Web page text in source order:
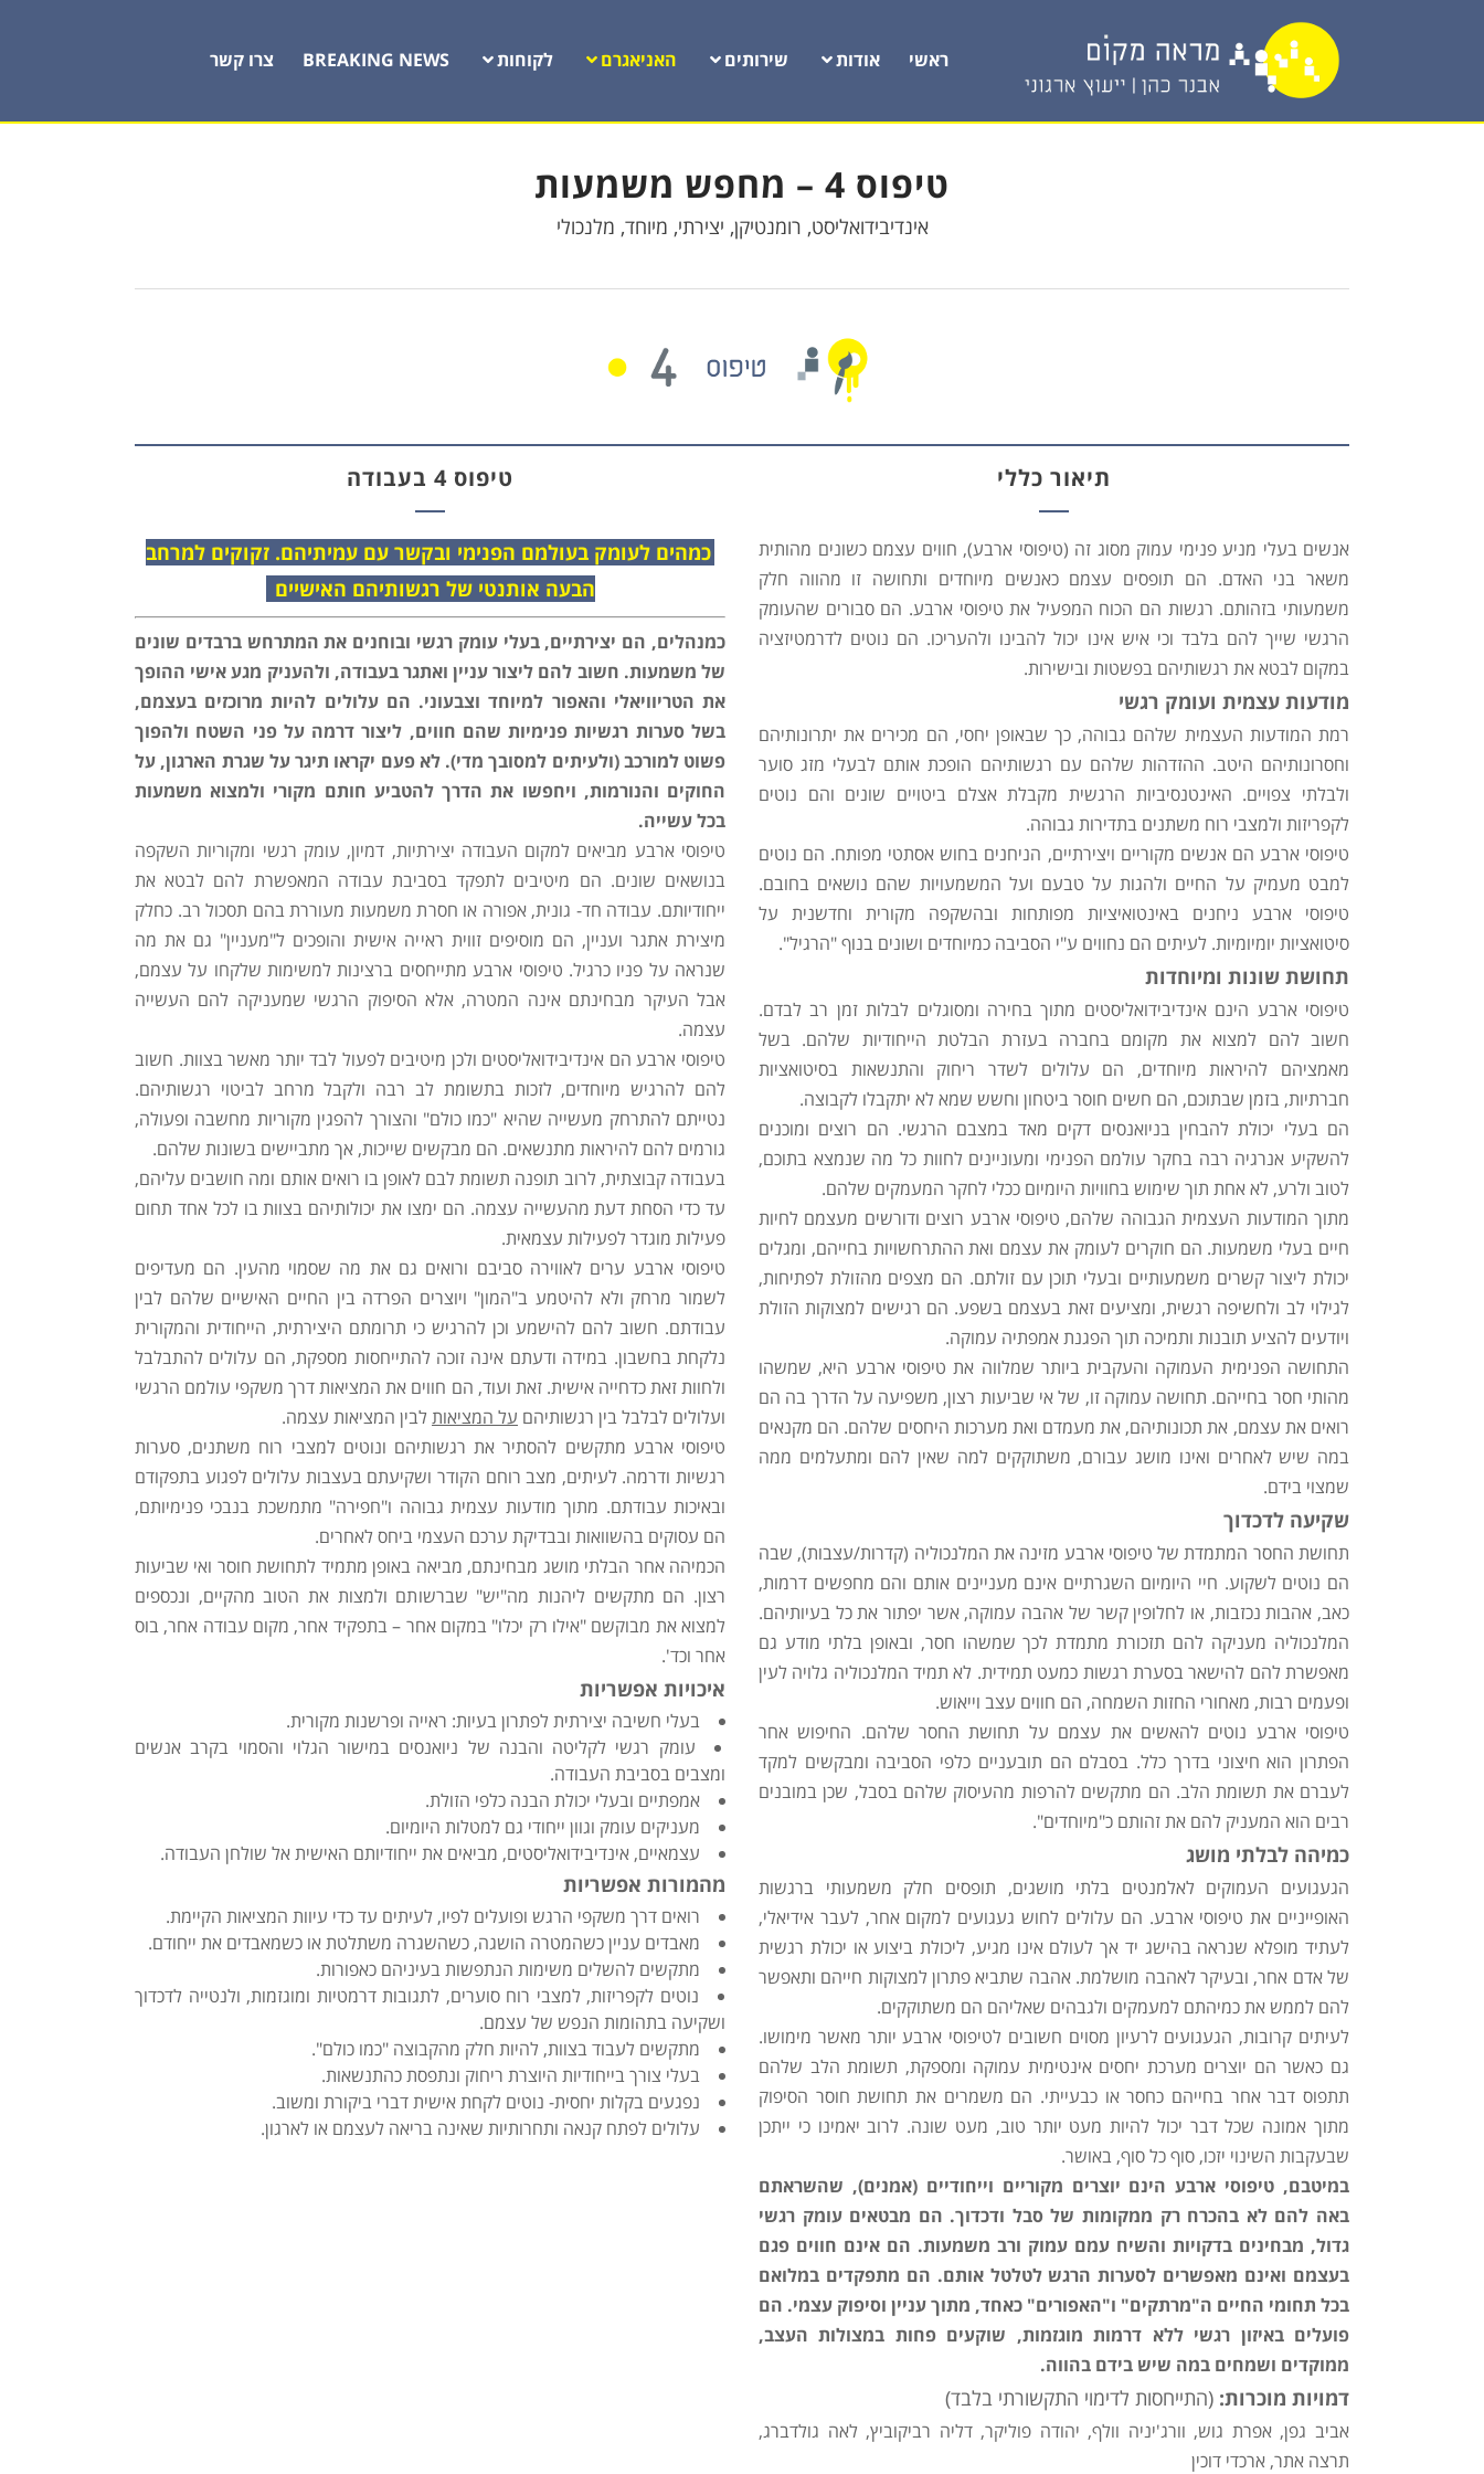
ראשי אודות שירותים האניאגרם לקוחות BREAKING NEWS צרו קשר
טיפוס 4 – מחפש משמעות
אינדיבידואליסט, רומנטיקן, יצירתי, מיוחד, מלנכולי
טיפוס 4 בעבודה
כמהים לעומק בעולמם הפנימי ובקשר עם עמיתיהם. זקוקים למרחב
הבעה אותנטי של רגשותיהם האישיים
כמנהלים, הם יצירתיים, בעלי עומק רגשי ובוחנים את המתרחש ברבדים שונים
של משמעות. חשוב להם ליצור עניין ואתגר בעבודה, ולהעניק מגע אישי ההופך
את הטריוויאלי והאפור למיוחד וצבעוני. הם עלולים להיות מרוכזים בעצמם,
בשל סערות רגשיות פנימיות שהם חווים, ליצור דרמה על פני השטח ולהפוך
פשוט למורכב (ולעיתים למסובך מדי). לא פעם יקראו תיגר על שגרת הארגון, על
החוקים והנורמות, ויחפשו את הדרך להטביע חותם מקורי ולמצוא משמעות
בכל עשייה.
טיפוסי ארבע מביאים למקום העבודה יצירתיות, דמיון, עומק רגשי ומקוריות השקפה
בנושאים שונים. הם מיטיבים לתפקד בסביבת עבודה המאפשרת להם לבטא את
ייחודיותם. עבודה חד- גונית, אפורה או חסרת משמעות מעוררת בהם תסכול רב. כחלק
מיצירת אתגר ועניין, הם מוסיפים זווית ראייה אישית והופכים ל"מעניין" גם את מה
שנראה על פניו כרגיל. טיפוסי ארבע מתייחסים ברצינות למשימות שלקחו על עצמם,
אבל העיקר מבחינתם אינה המטרה, אלא הסיפוק הרגשי שמעניקה להם העשייה
עצמה.
טיפוסי ארבע הם אינדיבידואליסטים ולכן מיטיבים לפעול לבד יותר מאשר בצוות. חשוב
להם להרגיש מיוחדים, לזכות בתשומת לב רבה ולקבל מרחב לביטוי רגשותיהם.
נטייתם להתרחק מעשייה שהיא "כמו כולם" והצורך להפגין מקוריות מחשבה ופעולה,
גורמים להם להיראות מתנשאים. הם מבקשים שייכות, אך מתביישים בשונות שלהם.
בעבודה קבוצתית, לרוב תופנה תשומת לבם לאופן בו רואים אותם ומה חושבים עליהם,
עד כדי הסחת דעת מהעשייה עצמה. הם ימצו את יכולותיהם בצוות בו לכל אחד תחום
פעילות מוגדר לפעילות עצמאית.
טיפוסי ארבע ערים לאווירה סביבם ורואים גם את מה שסמוי מהעין. הם מעדיפים
לשמור מרחק ולא להיטמע ב"המון" ויוצרים הפרדה בין החיים האישיים שלהם לבין
עבודתם. חשוב להם להישמע וכן להרגיש כי תרומתם היצירתית, הייחודית והמקורית
נלקחת בחשבון. במידה ודעתם אינה זוכה להתייחסות מספקת, הם עלולים להתבלבל
ולחוות זאת כדחייה אישית. זאת ועוד, הם חווים את המציאות דרך משקפי עולמם הרגשי
ועלולים לבלבל בין רגשותיהם על המציאותלבין המציאות עצמה.
טיפוסי ארבע מתקשים להסתיר את רגשותיהם ונוטים למצבי רוח משתנים, סערות
רגשיות ודרמה. לעיתים, מצב רוחם הקודר ושקיעתם בעצבות עלולים לפגוע בתפקודם
ובאיכות עבודתם. מתוך מודעות עצמית גבוהה ו"חפירה" מתמשכת בנבכי פנימיותם,
הם עסוקים בהשוואות ובבדיקת ערכם העצמי ביחס לאחרים.
הכמיהה אחר הבלתי מושג מבחינתם, מביאה באופן מתמיד לתחושת חוסר ואי שביעות
רצון. הם מתקשים ליהנות מה"יש" שברשותם ולמצות את הטוב מהקיים, ונכספים
למצוא את מבוקשם "אילו רק יכלו" במקום אחר – בתפקיד אחר, מקום עבודה אחר, בוס
אחר וכד'.
איכויות אפשריות
בעלי חשיבה יצירתית לפתרון בעיות: ראייה ופרשנות מקורית.
עומק רגשי לקליטה והבנה של ניואנסים במישור הגלוי והסמוי בקרב אנשים
ומצבים בסביבת העבודה.
אמפתיים ובעלי יכולת הבנה כלפי הזולת.
מעניקים עומק וגוון ייחודי גם למטלות היומיום.
עצמאיים, אינדיבידואליסטים, מביאים את ייחודיותם האישית אל שולחן העבודה.
מהמורות אפשריות
רואים דרך משקפי הרגש ופועלים לפיו, לעיתים עד כדי עיוות המציאות הקיימת.
מאבדים עניין כשהמטרה הושגה, כשהשגרה משתלטת או כשמאבדים את ייחודם.
מתקשים להשלים משימות הנתפשות בעיניהם כאפורות.
נוטים לקפריזות, למצבי רוח סוערים, לתגובות דרמטיות ומוגזמות, ולנטייה לדכדוך
ושקיעה בתהומות הנפש של עצמם.
מתקשים לעבוד בצוות, להיות חלק מהקבוצה "כמו כולם".
בעלי צורך בייחודיות היוצרת ריחוק ונתפסת כהתנשאות.
נפגעים בקלות יחסית- נוטים לקחת אישית דברי ביקורת ומשוב.
עלולים לפתח קנאה ותחרותיות שאינה בריאה לעצמם או לארגון.
תיאור כללי
אנשים בעלי מניע פנימי עמוק מסוג זה (טיפוסי ארבע), חווים עצמם כשונים מהותית
משאר בני האדם. הם תופסים עצמם כאנשים מיוחדים ותחושה זו מהווה חלק
משמעותי בזהותם. רגשות הם הכוח המפעיל את טיפוסי ארבע. הם סבורים שהעומק
הרגשי שייך להם בלבד וכי איש אינו יכול להבינו ולהעריכו. הם נוטים לדרמטיזציה
במקום לבטא את רגשותיהם בפשטות ובישירות.
מודעות עצמית ועומק רגשי
רמת המודעות העצמית שלהם גבוהה, כך שבאופן יחסי, הם מכירים את יתרונותיהם
וחסרונותיהם היטב. ההזדהות שלהם עם רגשותיהם הופכת אותם לבעלי מזג סוער
ולבלתי צפויים. האינטנסיביות הרגשית מקבלת אצלם ביטויים שונים והם נוטים
לקפריזות ולמצבי רוח משתנים בתדירות גבוהה.
טיפוסי ארבע הם אנשים מקוריים ויצירתיים, הניחנים בחוש אסתטי מפותח. הם נוטים
למבט מעמיק על החיים ולהגות על טבעם ועל המשמעויות שהם נושאים בחובם.
טיפוסי ארבע ניחנים באינטואיציות מפותחות ובהשקפה מקורית וחדשנית על
סיטואציות יומיומיות. לעיתים הם נחווים ע"י הסביבה כמיוחדים ושונים בנוף "הרגיל".
תחושת שונות ומיוחדות
טיפוסי ארבע הינם אינדיבידואליסטים מתוך בחירה ומסוגלים לבלות זמן רב לבדם.
חשוב להם למצוא את מקומם בחברה בעזרת הבלטת הייחודיות שלהם. בשל
מאמציהם להיראות מיוחדים, הם עלולים לשדר ריחוק והתנשאות בסיטואציות
חברתיות, בזמן שבתוכם, הם חשים חוסר ביטחון וחשש שמא לא יתקבלו לקבוצה.
הם בעלי יכולת להבחין בניואנסים דקים מאד במצבם הרגשי. הם רוצים ומוכנים
להשקיע אנרגיה רבה בחקר עולמם הפנימי ומעוניינים לחוות כל מה שנמצא בתוכם,
לטוב ולרע, לא אחת תוך שימוש בחוויות היומיום ככלי לחקר המעמקים שלהם.
מתוך המודעות העצמית הגבוהה שלהם, טיפוסי ארבע רוצים ודורשים מעצמם לחיות
חיים בעלי משמעות. הם חוקרים לעומק את עצמם ואת ההתרחשויות בחייהם, ומגלים
יכולת ליצור קשרים משמעותיים ובעלי תוכן עם זולתם. הם מצפים מהזולת לפתיחות,
לגילוי לב ולחשיפה רגשית, ומציעים זאת בעצמם בשפע. הם רגישים למצוקות הזולת
ויודעים להציע תובנות ותמיכה תוך הפגנת אמפתיה עמוקה.
התחושה הפנימית העמוקה והעקבית ביותר שמלווה את טיפוסי ארבע היא, שמשהו
מהותי חסר בחייהם. תחושה עמוקה זו, של אי שביעות רצון, משפיעה על הדרך בה הם
רואים את עצמם, את תכונותיהם, את מעמדם ואת מערכות היחסים שלהם. הם מקנאים
במה שיש לאחרים ואינו מושג עבורם, משתוקקים למה שאין להם ומתעלמים ממה
שמצוי בידם.
שקיעה לדכדוך
תחושת החסר המתמדת של טיפוסי ארבע מזינה את המלנכוליה (קדרות/עצבות), שבה
הם נוטים לשקוע. חיי היומיום השגרתיים אינם מעניינים אותם והם מחפשים דרמות,
כאב, אהבות נכזבות, או לחלופין קשר של אהבה עמוקה, אשר יפתור את כל בעיותיהם.
המלנכוליה מעניקה להם תזכורת מתמדת לכך שמשהו חסר, ובאופן בלתי מודע גם
מאפשרת להם להישאר בסערת רגשות כמעט תמידית. לא תמיד המלנכוליה גלויה לעין
ופעמים רבות, מאחורי החזות השמחה, הם חווים עצב וייאוש.
טיפוסי ארבע נוטים להאשים את עצמם על תחושת החסר שלהם. החיפוש אחר
הפתרון הוא חיצוני בדרך כלל. בסבלם הם תובעניים כלפי הסביבה ומבקשים למקד
לעברם את תשומת הלב. הם מתקשים להרפות מהעיסוק שלהם בסבל, שכן במובנים
רבים הוא המעניק להם את זהותם כ"מיוחדים".
כמיהה לבלתי מושג
הגעגועים העמוקים לאלמנטים בלתי מושגים, תופסים חלק משמעותי ברגשות
האופייניים את טיפוסי ארבע. הם עלולים לחוש געגועים למקום אחר, לעבר אידיאלי,
לעתיד מופלא שנראה בהישג יד אך לעולם אינו מגיע, ליכולת ביצוע או יכולת רגשית
של אדם אחר, ובעיקר לאהבה מושלמת. אהבה שתביא פתרון למצוקות חייהם ותאפשר
להם לממש את כמיהתם למעמקים ולגבהים שאליהם הם משתוקקים.
לעיתים קרובות, הגעגועים לרעיון מסוים חשובים לטיפוסי ארבע יותר מאשר מימושו.
גם כאשר הם יוצרים מערכת יחסים אינטימית עמוקה ומספקת, תשומת הלב שלהם
תתפוס דבר אחר בחייהם כחסר או כבעייתי. הם משמרים את תחושת חוסר הסיפוק
מתוך אמונה שכל דבר יכול להיות מעט יותר טוב, מעט שונה. לרוב יאמינו כי ייתכן
שבעקבות השינוי יזכו, סוף כל סוף, באושר.
במיטבם, טיפוסי ארבע הינם יוצרים מקוריים וייחודיים (אמנים), שהשראתם
באה להם לא בהכרח רק ממקומות של סבל ודכדוך. הם מבטאים עומק רגשי
גדול, מבחינים בדקויות והשיח עמם עמוק ורב משמעות. הם אינם חווים פגם
בעצמם ואינם מאפשרים לסערות הרגש לטלטל אותם. הם מתפקדים במלואם
בכל תחומי החיים ה"מרתקים" ו"האפורים" כאחד, מתוך עניין וסיפוק עצמי. הם
פועלים באיזון רגשי ללא דרמות מוגזמות, שוקעים פחות במצולות העצב,
ממוקדים ושמחים במה שיש בידם בהווה.
דמויות מוכרות: (התייחסות לדימוי התקשורתי בלבד)
אביב גפן, אפרת גוש, וורג'יניה וולף, יהודה פוליקר, דליה רביקוביץ, לאה גולדברג,
תרצה אתר, ארכדי דוכין